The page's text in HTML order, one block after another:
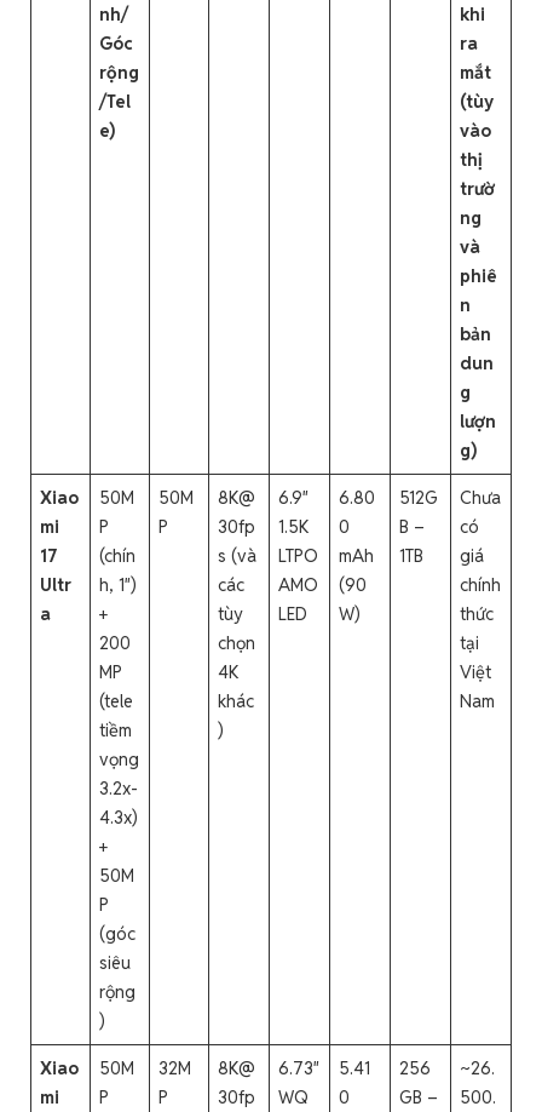
nh/
Góc
rộng
/Tel
e)
khi
ra
mắt
(tùy
vào
thị
trườ
ng
và
phiê
n
bản
dun
g
lượn
g)
Xiao
mi
17
Ultr
a
50M
P
(chín
h, 1″)
+
200
MP
(tele
tiềm
vọng
3.2x-
4.3x)
+
50M
P
(góc
siêu
rộng
)
50M
P
8K@
30fp
s (và
các
tùy
chọn
4K
khác
)
6.9″
1.5K
LTPO
AMO
LED
6.80
0
mAh
(90
W)
512G
B –
1TB
Chưa
có
giá
chính
thức
tại
Việt
Nam
Xiao
mi
50M
P
32M
P
8K@
30fp
6.73″
WQ
5.41
0
256
GB –
~26.
500.